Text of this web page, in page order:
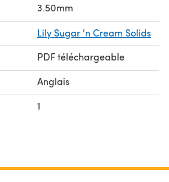
3.50mm
Lily Sugar 'n Cream Solids
PDF téléchargeable
Anglais
1